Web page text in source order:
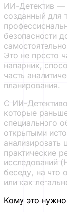
ИИ-Детектив —
созданный для
безопасности
Это не просто
напарник,
часть
планирования.
С ИИ-
которые
специального
открытыми
практические
исследований
беседу, на что
или как
Кому это нужно